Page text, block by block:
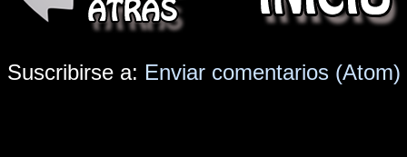
Suscribirse a: Enviar comentarios (Atom)